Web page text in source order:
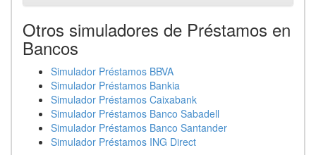
Otros simuladores de Préstamos en
Bancos
Simulador Préstamos BBVA
Simulador Préstamos Bankia
Simulador Préstamos Caixabank
Simulador Préstamos Banco Sabadell
Simulador Préstamos Banco Santander
Simulador Préstamos ING Direct